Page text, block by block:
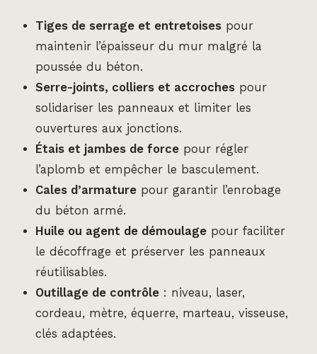
Tiges de serrage et entretoisespour
maintenir l’épaisseur du mur malgré la
poussée du béton.
Serre-joints, colliers et accrochespour
solidariser les panneaux et limiter les
ouvertures aux jonctions.
Étais et jambes de forcepour régler
l’aplomb et empêcher le basculement.
Cales d’armaturepour garantir l’enrobage
du béton armé.
Huile ou agent de démoulagepour faciliter
le décoffrage et préserver les panneaux
réutilisables.
Outillage de contrôle: niveau, laser,
cordeau, mètre, équerre, marteau, visseuse,
clés adaptées.